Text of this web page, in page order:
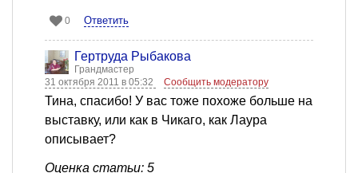
0 Ответить
Гертруда Рыбакова
Грандмастер
31 октября 2011 в 05:32
Сообщить модератору
Тина, спасибо! У вас тоже похоже больше на
выставку, или как в Чикаго, как Лаура
описывает?
Оценка статьи: 5